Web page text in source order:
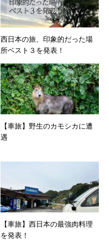
西日本の旅、印象的だった場
所ベスト３を発表！
【車旅】野生のカモシカに遭
遇
【車旅】西日本の最強肉料理
を発表！